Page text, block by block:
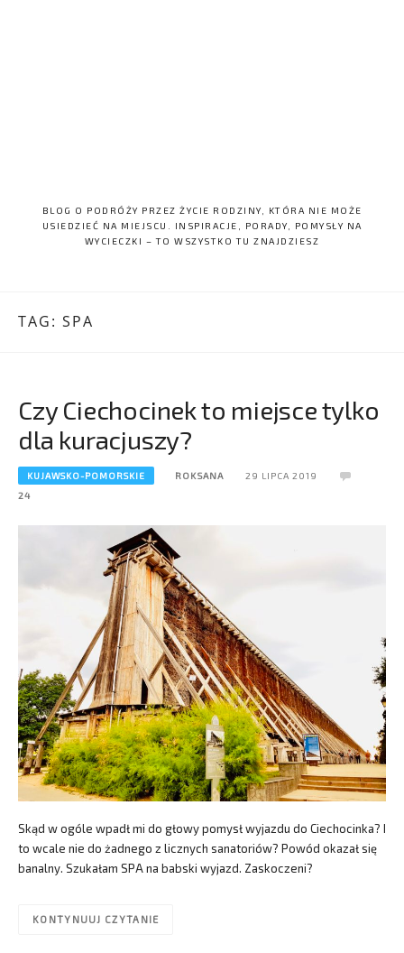
BLOG O PODRÓŻY PRZEZ ŻYCIE RODZINY, KTÓRA NIE MOŻE
USIEDZIEĆ NA MIEJSCU. INSPIRACJE, PORADY, POMYSŁY NA
WYCIECZKI – TO WSZYSTKO TU ZNAJDZIESZ
TAG: SPA
Czy Ciechocinek to miejsce tylko
dla kuracjuszy?
KUJAWSKO-POMORSKIE ROKSANA
29 LIPCA 2019
24
Skąd w ogóle wpadł mi do głowy pomysł wyjazdu do Ciechocinka? I
to wcale nie do żadnego z licznych sanatoriów? Powód okazał się
banalny. Szukałam SPA na babski wyjazd. Zaskoczeni?
KONTYNUUJ CZYTANIE